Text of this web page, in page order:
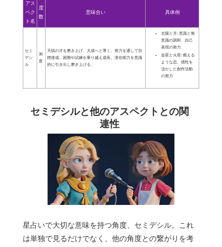
アス
ペク
ト名
度
数
意味合い 具体例
セミ
デシ
ル
36
度
天賦の才を磨き上げ、大成へと導く。努力を通して目
標達成。困難や試練を乗り越え成長。潜在能力を意識
的に引き出し磨き上げる。
太陽と月: 意識と無
意識の調和、自己
表現の努力
金星と火星: 燃える
ような恋、感性を
活かした創作活動
の努力
セミデシルと他のアスペクトとの関
連性
星占いで大切な意味を持つ角度、セミデシル。これ
は単独で見るだけでなく、他の角度との繋がりを考